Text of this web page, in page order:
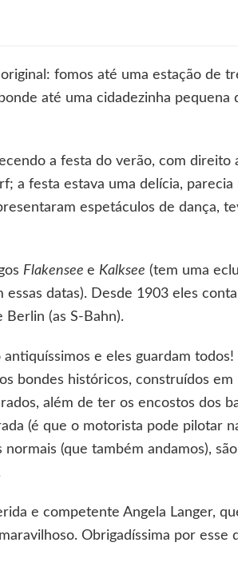
bonde!
fomos até uma estação de
até uma cidadezinha pequena
a festa do verão, com
a festa estava uma delícia,
espetáculos de dança,
Flakensee e Kalksee (tem uma
datas). Desde 1903 eles
(as S-Bahn).
e eles guardam
bondes históricos, construídos
além de ter os encostos dos
(é que o motorista pode pilotar
normais (que também andamos),
e competente Angela Langer,
Obrigadíssima por esse